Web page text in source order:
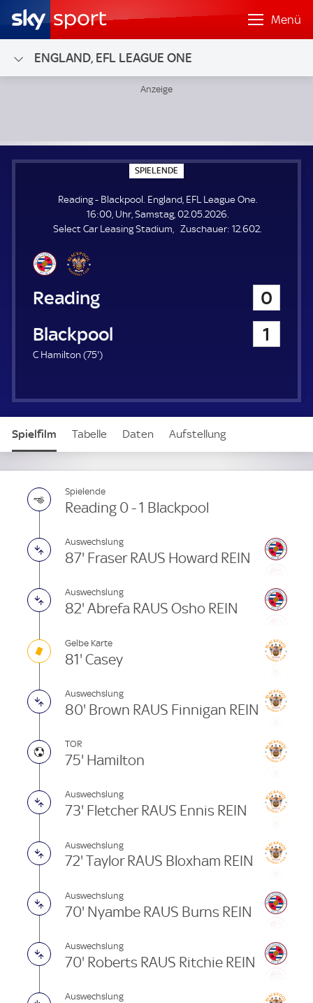
Menü
ENGLAND, EFL LEAGUE ONE
SPIELENDE
P
E
L
E
N
Reading - Blackpool. England, EFL League One.
16:00, Uhr, Samstag, 02.05.2026.
Select Car Leasing Stadium
Zuschauer: Z
12.602.
Reading
0
Blackpool
1
C Hamilton (75'7
u
t
)
Spielfilm Tabelle Daten Aufstellung
Spielende
Reading 0 - 1 Blackpool
Auswechslung
87' Fraser RAUS Howard REIN
Auswechslung
82' Abrefa RAUS Osho REIN
Gelbe Karte
81' Casey
Auswechslung
80' Brown RAUS Finnigan REIN
TOR
75' Hamilton
Auswechslung
73' Fletcher RAUS Ennis REIN
Auswechslung
72' Taylor RAUS Bloxham REIN
Auswechslung
70' Nyambe RAUS Burns REIN
Auswechslung
70' Roberts RAUS Ritchie REIN
Auswechslung